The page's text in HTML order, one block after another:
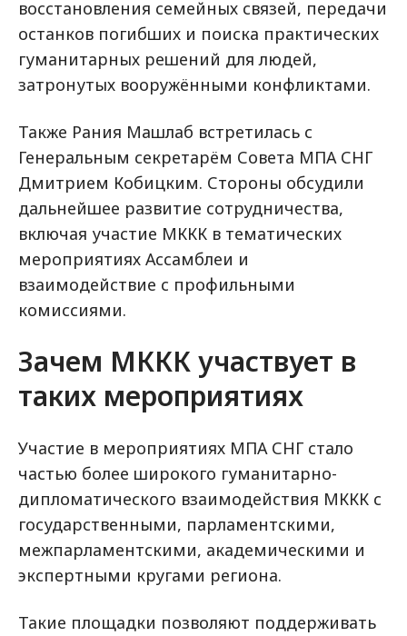
восстановления семейных связей, передачи
останков погибших и поиска практических
гуманитарных решений для людей,
затронутых вооружёнными конфликтами.
Также Рания Машлаб встретилась с
Генеральным секретарём Совета МПА СНГ
Дмитрием Кобицким. Стороны обсудили
дальнейшее развитие сотрудничества,
включая участие МККК в тематических
мероприятиях Ассамблеи и
взаимодействие с профильными
комиссиями.
Зачем МККК участвует в
таких мероприятиях
Участие в мероприятиях МПА СНГ стало
частью более широкого гуманитарно-
дипломатического взаимодействия МККК с
государственными, парламентскими,
межпарламентскими, академическими и
экспертными кругами региона.
Такие площадки позволяют поддерживать